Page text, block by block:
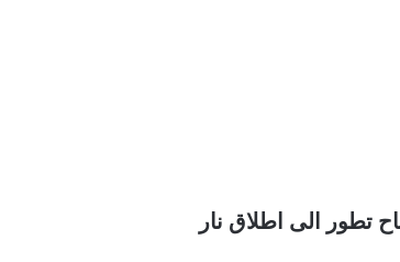
تطور الى اطلاق نار